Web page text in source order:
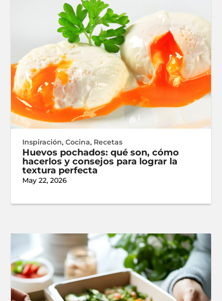
Inspiración,Cocina, Recetas
Huevos pochados: qué son, cómo
hacerlos y consejos para lograr la
textura perfecta
May 22, 2026